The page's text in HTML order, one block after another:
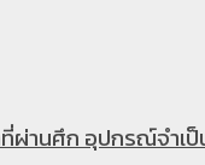
นศึก อุปกรณ์จำเป็น